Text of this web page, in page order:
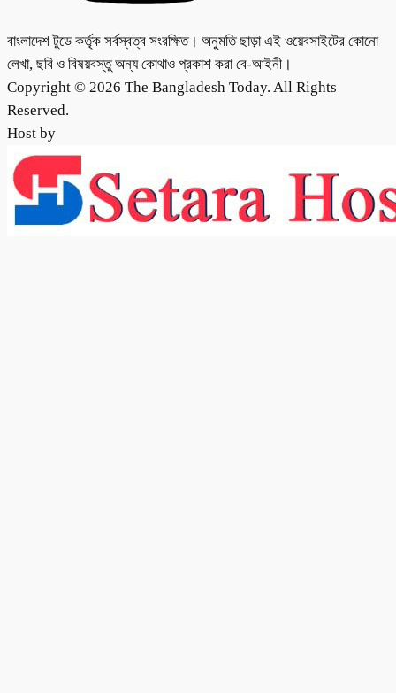
বাংলাদেশ টুডে কর্তৃক সর্বস্বত্ব সংরক্ষিত। অনুমতি ছাড়া এই ওয়েবসাইটের কোনো
লেখা, ছবি ও বিষয়বস্তু অন্য কোথাও প্রকাশ করা বে-আইনী।
Copyright © 2026 The Bangladesh Today. All Rights
Reserved.
Host by